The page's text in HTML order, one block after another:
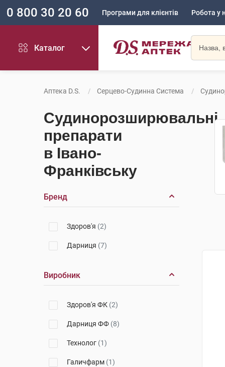
0 800 30 20 60 Програми для клієнтів Робота у
Каталог
Аптека D.S. Серцево-Судинна Система
Судинорозширювальні
препарати
в Івано-
Франківську
Бренд
Здоров'я (2)
Дарниця (7)
Виробник
Здоров'я ФК (2)
Дарниця ФФ (8)
Технолог (1)
Галичфарм (1)